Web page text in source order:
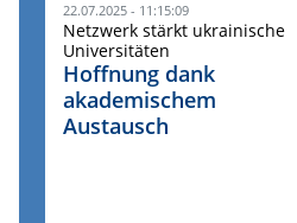
22.07.2025 - 11:15:09
Netzwerk stärkt ukrainische
Universitäten
Hoffnung dank
akademischem
Austausch